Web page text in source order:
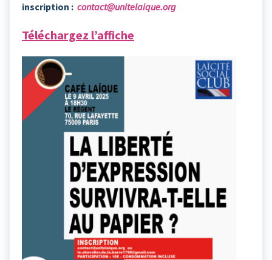
inscription : contact@unitelaique.org
Téléchargez l’affiche